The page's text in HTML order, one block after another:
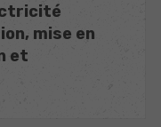
mise en
et